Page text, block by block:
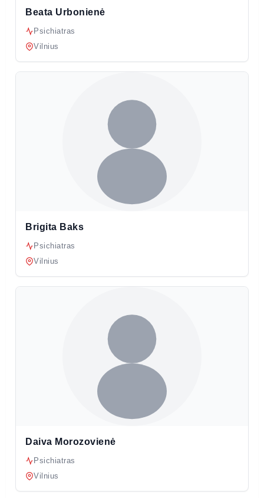
Beata Urbonienė
Psichiatras
Vilnius
Brigita Baks
Psichiatras
Vilnius
Daiva Morozovienė
Psichiatras
Vilnius